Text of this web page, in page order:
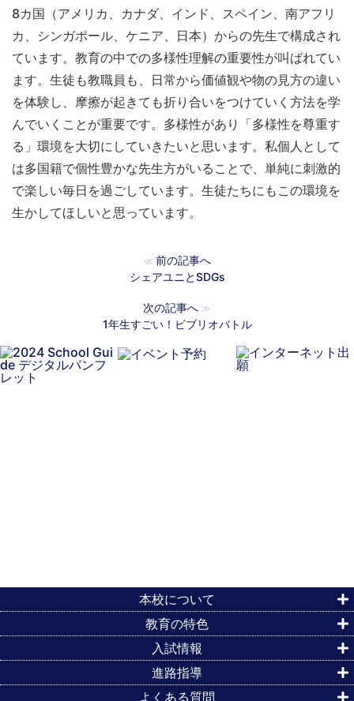
8カ国（アメリカ、カナダ、インド、スペイン、南アフリ
カ、シンガポール、ケニア、日本）からの先生で構成され
ています。教育の中での多様性理解の重要性が叫ばれてい
ます。生徒も教職員も、日常から価値観や物の見方の違い
を体験し、摩擦が起きても折り合いをつけていく方法を学
んでいくことが重要です。多様性があり「多様性を尊重す
る」環境を大切にしていきたいと思います。私個人として
は多国籍で個性豊かな先生方がいることで、単純に刺激的
で楽しい毎日を過ごしています。生徒たちにもこの環境を
生かしてほしいと思っています。
≪ 前の記事へ
シェアユニとSDGs
次の記事へ ≫
1年生すごい！ビブリオバトル
本校について
教育の特色
入試情報
進路指導
よくある質問